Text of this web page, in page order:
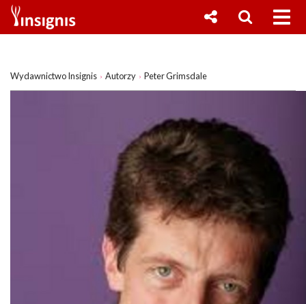
Wydawnictwo Insignis Autorzy Peter Grimsdale